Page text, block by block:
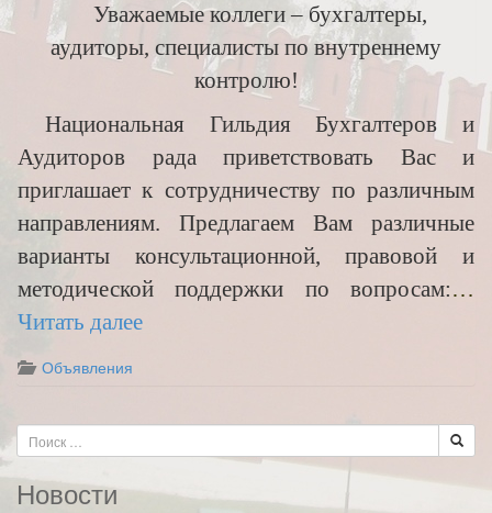
Уважаемые коллеги – бухгалтеры,
аудиторы, специалисты по внутреннему
контролю!
Национальная Гильдия Бухгалтеров и
Аудиторов рада приветствовать Вас и
приглашает к сотрудничеству по различным
направлениям. Предлагаем Вам различные
варианты консультационной, правовой и
методической поддержки по вопросам:…
Читать далее
Объявления
Новости